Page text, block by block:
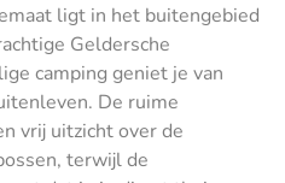
ligt in het buitengebied
Geldersche
camping geniet je van
De ruime
vrij uitzicht over de
terwijl de